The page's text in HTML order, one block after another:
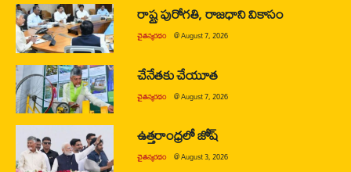
రాష్ట్ర పురోగతి, రాజధాని వికాసం
చైతన్యరధం @August 7, 2026
చేనేతకు చేయూత
చైతన్యరధం @August 7, 2026
ఉత్తరాంధ్రలో జోష్
చైతన్యరధం @August 3, 2026